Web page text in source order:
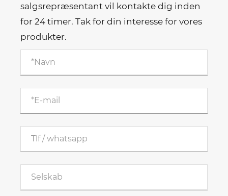
salgsrepræsentant vil kontakte dig inden
for 24 timer. Tak for din interesse for vores
produkter.